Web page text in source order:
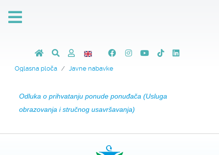
Oglasna ploča Javne nabavke
Odluka o prihvatanju ponude ponuđača (Usluga
obrazovanja i stručnog usavršavanja)